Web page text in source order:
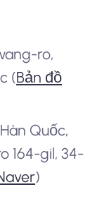
ro,
(Bản đồ
Quốc,
164-gil, 34-
)